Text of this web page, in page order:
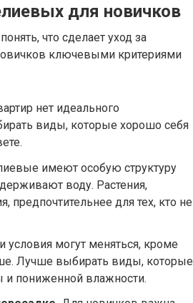
для новичков
что сделает уход за
ключевыми критериями
нет идеального
виды, которые хорошо себя
имеют особую структуру
воду. Растения,
для тех, кто не
условия могут меняться, кроме
Лучше выбирать виды, которые
и пониженной влажности.